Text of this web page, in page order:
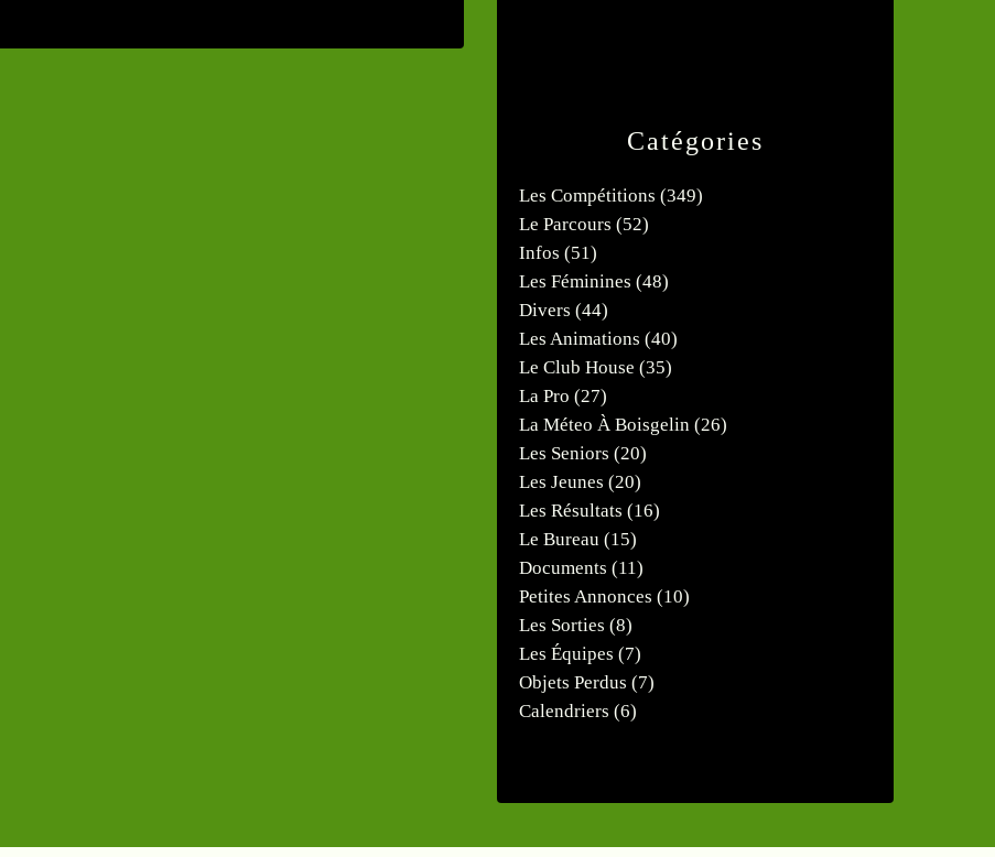
Catégories
Les Compétitions (349)
Le Parcours (52)
Infos (51)
Les Féminines (48)
Divers (44)
Les Animations (40)
Le Club House (35)
La Pro (27)
La Méteo À Boisgelin (26)
Les Seniors (20)
Les Jeunes (20)
Les Résultats (16)
Le Bureau (15)
Documents (11)
Petites Annonces (10)
Les Sorties (8)
Les Équipes (7)
Objets Perdus (7)
Calendriers (6)